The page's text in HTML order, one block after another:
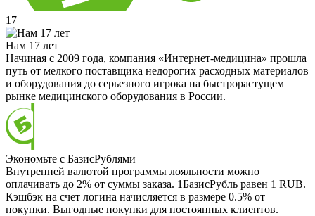
17
Нам 17 лет
Начиная с 2009 года, компания «Интернет-медицина» прошла
путь от мелкого поставщика недорогих расходных материалов
и оборудования до серьезного игрока на быстрорастущем
рынке медицинского оборудования в России.
Экономьте с БазисРублями
Внутренней валютой программы лояльности можно
оплачивать до 2% от суммы заказа. 1БазисРубль равен 1 RUB.
Кэшбэк на счет логина начисляется в размере 0.5% от
покупки. Выгодные покупки для постоянных клиентов.